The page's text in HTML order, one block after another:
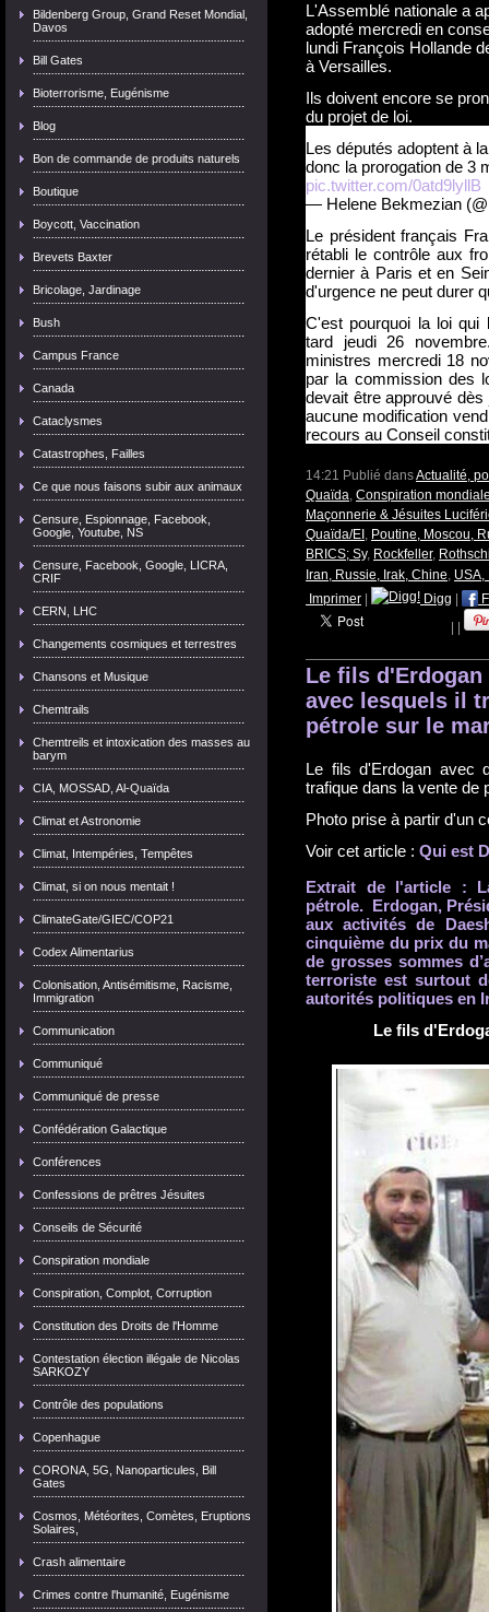
Bildenberg Group, Grand Reset Mondial,
Davos
Bill Gates
Bioterrorisme, Eugénisme
Blog
Bon de commande de produits naturels
Boutique
Boycott, Vaccination
Brevets Baxter
Bricolage, Jardinage
Bush
Campus France
Canada
Cataclysmes
Catastrophes, Failles
Ce que nous faisons subir aux animaux
Censure, Espionnage, Facebook,
Google, Youtube, NS
Censure, Facebook, Google, LICRA,
CRIF
CERN, LHC
Changements cosmiques et terrestres
Chansons et Musique
Chemtrails
Chemtreils et intoxication des masses au
barym
CIA, MOSSAD, Al-Quaïda
Climat et Astronomie
Climat, Intempéries, Tempêtes
Climat, si on nous mentait !
ClimateGate/GIEC/COP21
Codex Alimentarius
Colonisation, Antisémitisme, Racisme,
Immigration
Communication
Communiqué
Communiqué de presse
Confédération Galactique
Conférences
Confessions de prêtres Jésuites
Conseils de Sécurité
Conspiration mondiale
Conspiration, Complot, Corruption
Constitution des Droits de l'Homme
Contestation élection illégale de Nicolas
SARKOZY
Contrôle des populations
Copenhague
CORONA, 5G, Nanoparticules, Bill
Gates
Cosmos, Météorites, Comètes, Eruptions
Solaires,
Crash alimentaire
Crimes contre l'humanité, Eugénisme
L'Assemblé nationale a
adopté mercredi en
lundi François Hollande
à Versailles.
Ils doivent encore se
du projet de loi.
Les députés adoptent à
donc la prorogation de 3
pic.twitter.com/0atd9lyllB
— Helene Bekmezian
Le président français
rétabli le contrôle aux
dernier à Paris et en
d'urgence ne peut durer
C'est pourquoi la loi qui
tard jeudi 26
ministres mercredi 18
par la commission des
devait être approuvé
aucune modification
recours au Conseil
14:21 Publié dansActualité,
Quaïda, Conspiration
Maçonnerie & Jésuites
Quaïda/EI , Poutine, Moscou,
BRICS; Sy, Rockfeller,
Iran, Russie, Irak, Chine, USA,
Imprimer
Digg
Le fils d'Erdogan
avec lesquels il
pétrole sur le
Le fils d'Erdogan avec
trafique dans la vente de
Photo prise à partir d'un
Voir cet article : Qui est
Extrait de l'article :
pétrole. Erdogan,
aux activités de
cinquième du prix du
de grosses sommes
terroriste est surtout
autorités politiques en
Le fils